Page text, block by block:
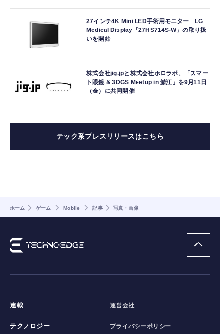
27インチ4K Mini LED手術用モニター LG
Medical Display「27HS714S-W」の取り扱
いを開始
株式会社jig.jpと株式会社ホロラボ、「スマー
ト眼鏡 & 3DGS Meetup in 鯖江」を9月11日
（金）に共同開催
テック系プレスリリースはこちら
ホーム ゲーム Mobile 記事 写真・画像
連載
テクノロジー
運営会社
プライバシーポリシー